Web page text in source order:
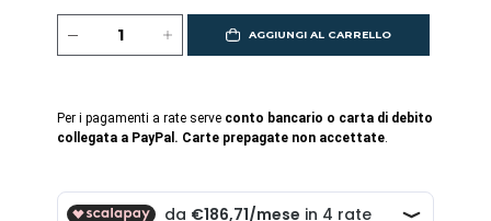
AGGIUNGI AL CARRELLO
Per i pagamenti a rate serve conto bancario o carta di debito
collegata a PayPal. Carte prepagate non accettate.